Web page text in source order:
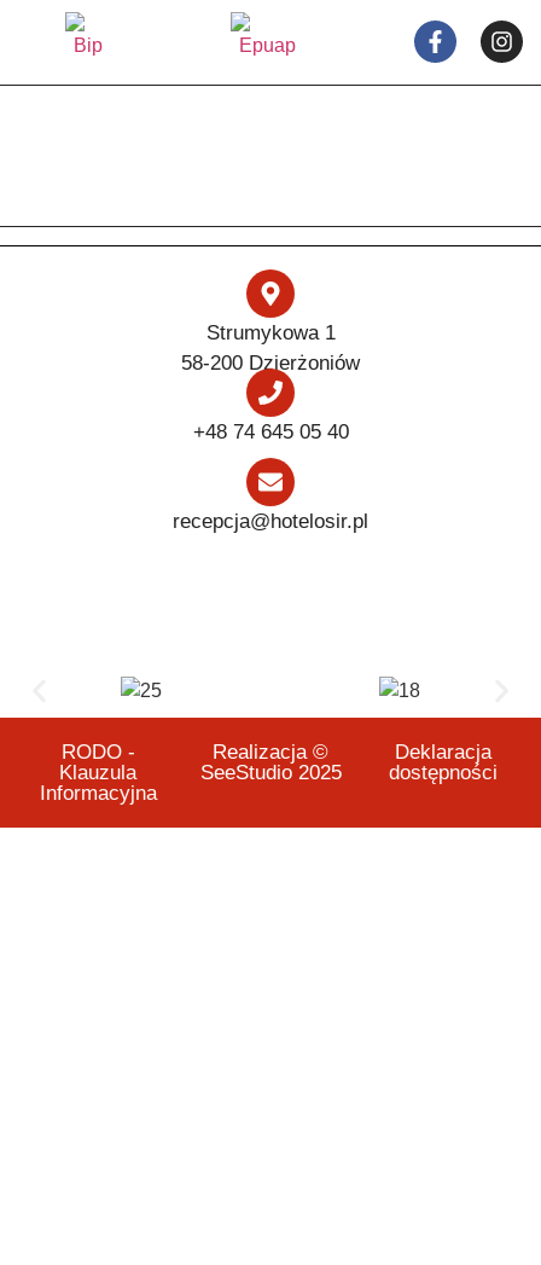
Strumykowa 1
58-200 Dzierżoniów
+48 74 645 05 40
recepcja@hotelosir.pl
RODO -
Klauzula
Informacyjna
Realizacja ©
SeeStudio 2025
Deklaracja
dostępności